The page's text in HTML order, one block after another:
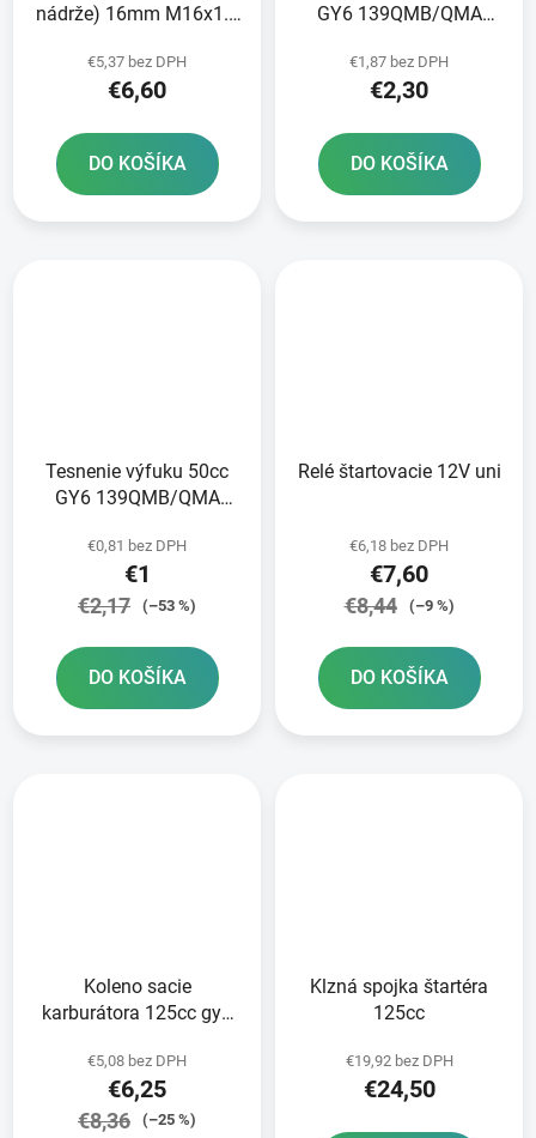
nádrže) 16mm M16x1.5
€5,37 bez DPH
€6,60
DO KOŠÍKA
GY6 139QMB/QMA
152/157QMI
€1,87 bez DPH
€2,30
DO KOŠÍKA
Tesnenie výfuku 50cc
GY6 139QMB/QMA
152/157QMI
€0,81 bez DPH
€1
€2,17 (–53 %)
DO KOŠÍKA
Relé štartovacie 12V uni
€6,18 bez DPH
€7,60
€8,44 (–9 %)
DO KOŠÍKA
Koleno sacie
karburátora 125cc gy6
€5,08 bez DPH
€6,25
€8,36 (–25 %)
Klzná spojka štartéra
125cc
€19,92 bez DPH
€24,50